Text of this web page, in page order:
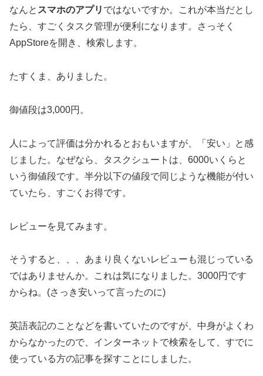
なんと スマホのアプリ ではないですか。これが本当だとし
たら、すごくタスク管理が便利になります。さっそく
AppStoreを開き、検索します。
たすくま、ありました。
御値段は3,000円。
人によって評価は分かれるとおもいますが、「安い」と感
じました。なぜなら、タスクシュートは、6000いくらと
いう御値段です。半分以下の値段で同じような機能が付い
ていたら、すごくお得です。
レビューを見てみます。
そうすると、、、あまり良くないレビューも混じっている
ではありませんか。これは気になりました。3000円です
からね。(さっき安いって言ったのに)
英語表記のことなどを書いていたのですが、中身がよくわ
からなかったので、インターネットで検索をして、すでに
使っている方の記事を探すことにしました。